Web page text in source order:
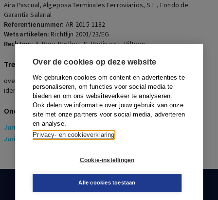
Over de cookies op deze website
We gebruiken cookies om content en advertenties te
personaliseren, om functies voor social media te
bieden en om ons websiteverkeer te analyseren.
Ook delen we informatie over jouw gebruik van onze
site met onze partners voor social media, adverteren
en analyse.
Privacy- en cookieverklaring
Cookie-instellingen
Alle cookies toestaan
Aira Pascual, Algeposa Terminales Ferroviarios, S.L., Fondo de
Garantía Salarial
Referentienummer: AR-2015-1182
Wetsartikelen: Richtlijn 2001/23/EG
Rechters:A. Borg Barthet, S. Rodin en F. Biltgen
Trefwoorden
overgang van onderneming, kapitaalintensieve sector, behoud van
identiteit, eigendom
Onderwerpen
Juridisch> Arbeidsrecht
Juridisch> Sociaal Zekerheidsrecht
KLANTENSERVICE